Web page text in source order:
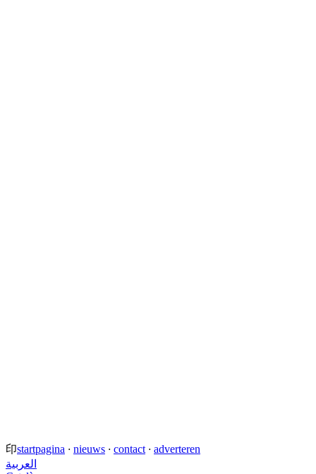
印startpagina · nieuws · contact · adverteren
العربية